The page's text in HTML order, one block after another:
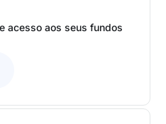
acesso aos seus fundos